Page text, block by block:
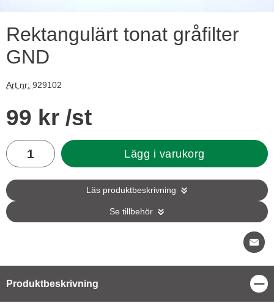
Rektangulärt tonat gråfilter
GND
Art nr: 929102
pris
99 kr /st
antal
Lägg i varukorg
Läs produktbeskrivning
Se tillbehör
Produktbeskrivning